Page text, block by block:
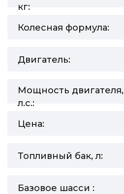
кг:
Колесная формула:
Двигатель:
Мощность двигателя,
л.с.:
Цена:
Топливный бак, л:
Базовое шасси :